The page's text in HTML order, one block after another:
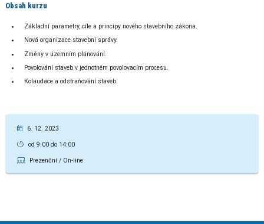
Obsah kurzu
Základní parametry, cíle a principy nového stavebního zákona.
Nová organizace stavební správy.
Změny v územním plánování.
Povolování staveb v jednotném povolovacím procesu.
Kolaudace a odstraňování staveb.
6. 12. 2023
od 9:00 do 14:00
Prezenční / On-line